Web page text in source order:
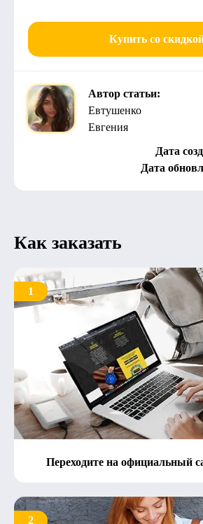
Купить со
Автор статьи:
Евтушенко
Евгения
Дата
Дата
Как заказать
1
Переходите на официальный
2